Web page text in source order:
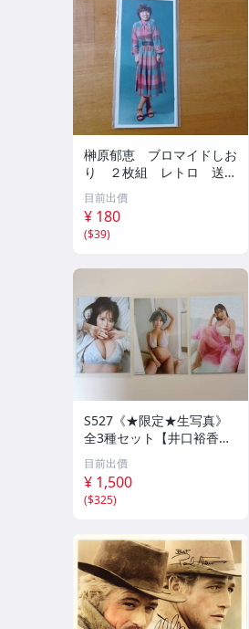
榊原郁恵 ブロマイドしお
り ２枚組 レトロ 送料
１１０円 未開封
目前出價
¥ 180
($39)
S527《★限定★生写真》
全3種セット【井口裕香】
FLASH（フラッシュ）202
6年8月18日・25日合併号
★セブンネット限定特典★
☆送料一律☆
目前出價
¥ 1,500
($325)